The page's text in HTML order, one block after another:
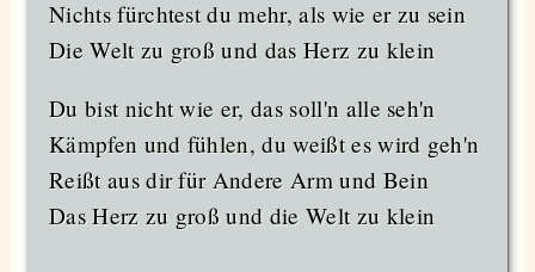
Nichts fürchtest du mehr, als wie er zu sein
Die Welt zu groß und das Herz zu klein
Du bist nicht wie er, das soll'n alle seh'n
Kämpfen und fühlen, du weißt es wird geh'n
Reißt aus dir für Andere Arm und Bein
Das Herz zu groß und die Welt zu klein